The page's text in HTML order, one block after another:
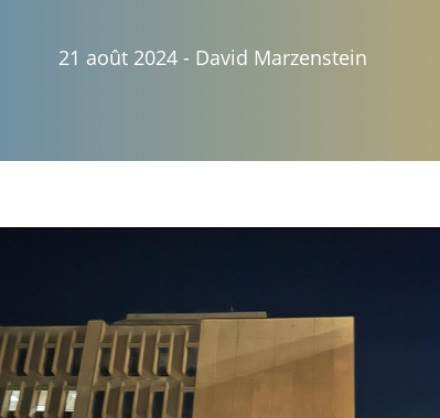
21 août 2024 - David Marzenstein